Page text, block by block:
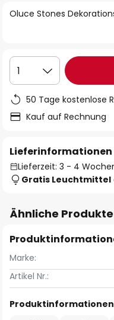
Oluce Stones
1
50 Tage kostenlose
Kauf auf Rechnung
Lieferinformationen
Lieferzeit: 3 - 4
Gratis Leuchtmittel
Ähnliche
Marke:
Artikel Nr.:
Produktinformationen